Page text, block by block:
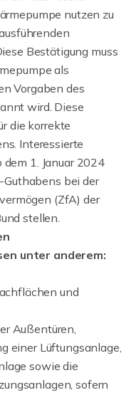
nutzen zu
Bestätigung muss
als
Vorgaben des
wird. Diese
die korrekte
Interessierte
1. Januar 2024
bei der
(ZfA) der
stellen.
unter anderem:
und
Außentüren,
einer Lüftungsanlage,
sowie die
sofern